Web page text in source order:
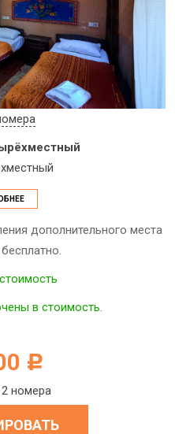
дополнительного места
в стоимость.
c
номера